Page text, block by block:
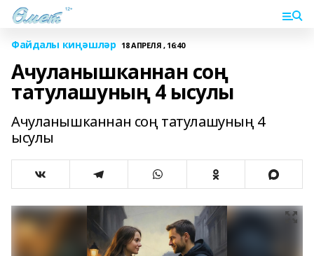
Файдалы киңәшләр 18 АПРЕЛЯ , 16:40
Ачуланышканнан соң
татулашуның 4 ысулы
Ачуланышканнан соң татулашуның 4
ысулы